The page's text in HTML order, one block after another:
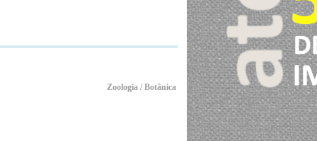
Zoologia / Botânica